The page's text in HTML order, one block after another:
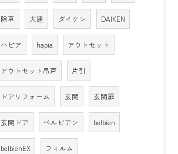
除草 大建 ダイケン DAIKEN
ハピア hapia アウトセット
アウトセット吊戸 片引
ドアリフォーム 玄関 玄関扉
玄関ドア ベルビアン belbien
belbienEX フィルム